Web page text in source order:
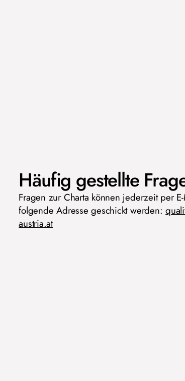
Häufig gestellte
Fragen zur Charta können jederzeit per
folgende Adresse geschickt werden:
austria.at